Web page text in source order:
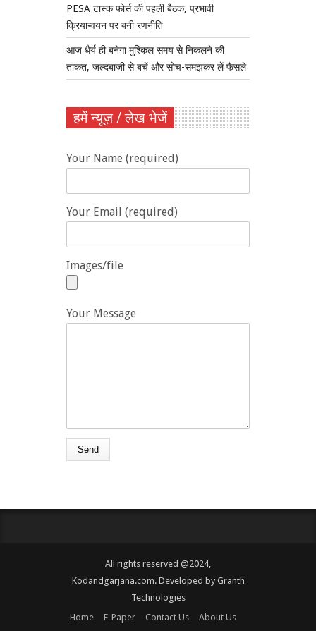
PESA टास्क फोर्स की पहली बैठक, प्रभावी
क्रियान्वयन पर बनी रणनीति
आज धैर्य ही बनेगा मुश्किल समय से निकलने की
ताकत, जल्दबाजी से बचें और सोच-समझकर लें फैसले
हमें न्यूज़ / लेख भेजें
Your Name (required)
Your Email (required)
Images/file
Your Message
All rights reserved @2024,
Kodandgarjana.com. Developed by Granth
Technologies
Home
E-Paper Contact Us About Us